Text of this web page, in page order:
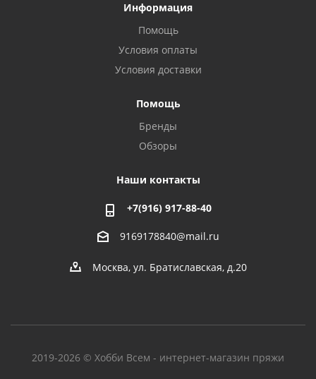
Информация
Помощь
Условия оплаты
Условия доставки
Помощь
Бренды
Обзоры
Наши контакты
+7(916) 917-88-40
9169178840@mail.ru
Москва, ул. Братиславская, д.20
2019-2026 © Хобби Всем - интернет-магазин пряжи